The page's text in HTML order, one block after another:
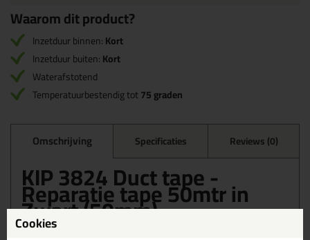
Waarom dit product?
Inzetduur binnen:Kort
Inzetduur buiten:Kort
Waterafstotend
Temperatuurbestendig tot75 graden
Omschrijving Specificaties Reviews (0)
KIP 3824 Duct tape -
Reparatie tape 50mtr in
Zwart (50mm)
Bestel de KIP 3824 Duct tape - Reparatie tape 50mtr in Zwart
Cookies